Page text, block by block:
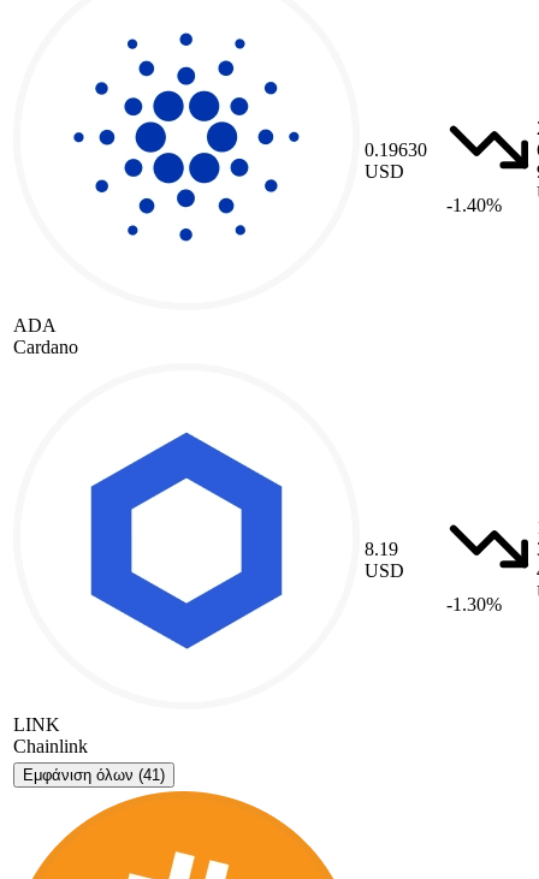
ADA
Cardano
0.19630
USD
-1.40%
LINK
Chainlink
8.19
USD
-1.30%
Εμφάνιση όλων (41)